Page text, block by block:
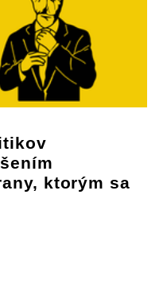
ktorým sa